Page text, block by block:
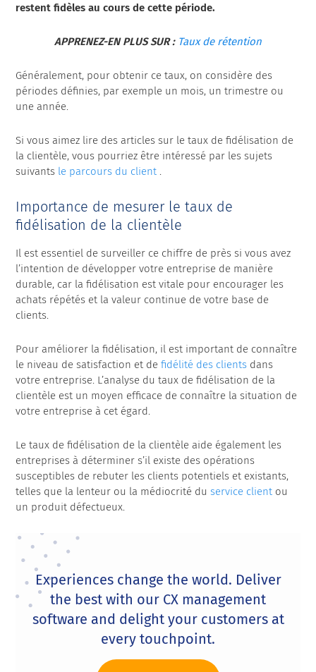
restent fidèles au cours de cette période.
APPRENEZ-EN PLUS SUR : Taux de rétention
Généralement, pour obtenir ce taux, on considère des
périodes définies, par exemple un mois, un trimestre ou
une année.
Si vous aimez lire des articles sur le taux de fidélisation de
la clientèle, vous pourriez être intéressé par les sujets
suivants le parcours du client .
Importance de mesurer le taux de
fidélisation de la clientèle
Il est essentiel de surveiller ce chiffre de près si vous avez
l’intention de développer votre entreprise de manière
durable, car la fidélisation est vitale pour encourager les
achats répétés et la valeur continue de votre base de
clients.
Pour améliorer la fidélisation, il est important de connaître
le niveau de satisfaction et defidélité des clients dans
votre entreprise. L’analyse du taux de fidélisation de la
clientèle est un moyen efficace de connaître la situation de
votre entreprise à cet égard.
Le taux de fidélisation de la clientèle aide également les
entreprises à déterminer s’il existe des opérations
susceptibles de rebuter les clients potentiels et existants,
telles que la lenteur ou la médiocrité duservice client ou
un produit défectueux.
Experiences change the world. Deliver
the best with our CX management
software and delight your customers at
every touchpoint.